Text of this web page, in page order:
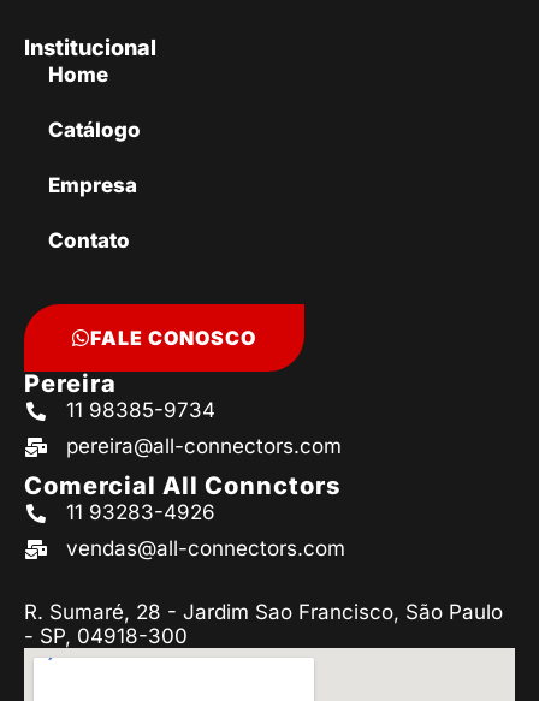
Institucional
Home
Catálogo
Empresa
Contato
FALE CONOSCO
Pereira
11 98385-9734
pereira@all-connectors.com
Comercial All Connctors
11 93283-4926
vendas@all-connectors.com
R. Sumaré, 28 - Jardim Sao Francisco, São Paulo
- SP, 04918-300